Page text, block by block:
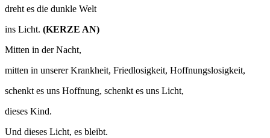
dreht es die dunkle Welt
ins Licht. (KERZE AN)
Mitten in der Nacht,
mitten in unserer Krankheit, Friedlosigkeit, Hoffnungslosigkeit,
schenkt es uns Hoffnung, schenkt es uns Licht,
dieses Kind.
Und dieses Licht, es bleibt.